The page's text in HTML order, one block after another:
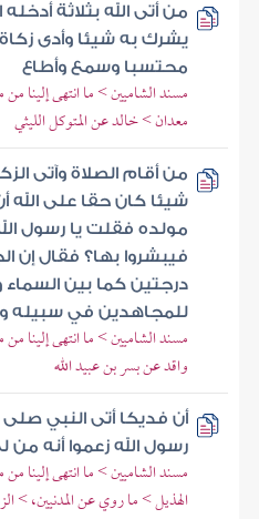
من أتى الله بثلاثة أدخله
يشرك به شيئا وأدى
محتسبا وسمع وأطاع
مسند الشاميين > ما انتهى
معدان > خالد عن المتوكل الليثي
من أقام الصلاة وآتى
شيئا كان حقا على الله
مولده فقلت يا رسول
فيبشروا بها؟ فقال إن
درجتين كما بين السماء
للمجاهدين في سبيله
مسند الشاميين > ما انتهى إلينا
واقد عن بسر بن عبيد الله
أن فديكا أتى النبي
رسول الله زعموا أنه
مسند الشاميين > ما انتهى إلينا
الهذيل > ما روي عن المدنيين،